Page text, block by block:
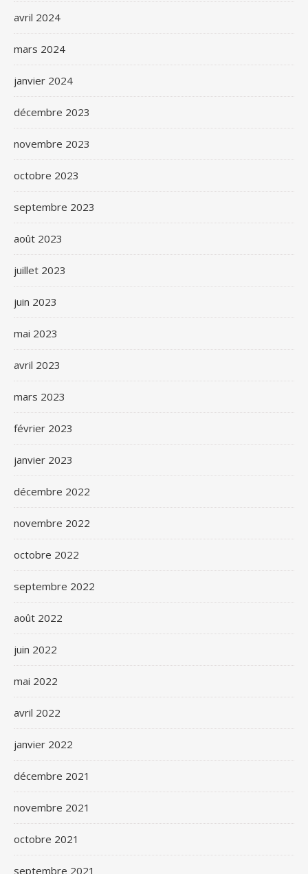
avril 2024
mars 2024
janvier 2024
décembre 2023
novembre 2023
octobre 2023
septembre 2023
août 2023
juillet 2023
juin 2023
mai 2023
avril 2023
mars 2023
février 2023
janvier 2023
décembre 2022
novembre 2022
octobre 2022
septembre 2022
août 2022
juin 2022
mai 2022
avril 2022
janvier 2022
décembre 2021
novembre 2021
octobre 2021
septembre 2021